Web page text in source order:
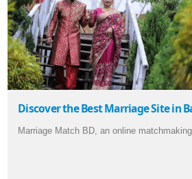
Discover the Best Marriage Site in
Marriage Match BD, an online matchmaking